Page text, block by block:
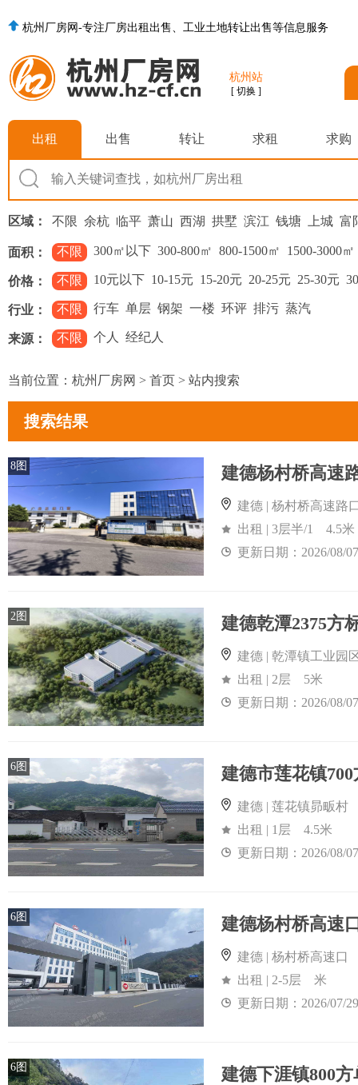
杭州厂房网-专注厂房出租出售、工业土地转让出售等信息服务
杭州站
[ 切换 ]
出租 出售 转让 求租 求购
区域： 不限 余杭 临平 萧山 西湖 拱墅 滨江 钱塘 上城 富
面积： 不限 300㎡以下 300-800㎡ 800-1500㎡ 1500-3000㎡
价格： 不限 10元以下 10-15元 15-20元 20-25元 25-30元
行业： 不限 行车 单层 钢架 一楼 环评 排污 蒸汽
来源： 不限 个人 经纪人
当前位置： 杭州厂房网 > 首页 > 站内搜索
搜索结果
8图
建德 | 杨村桥高速路
出租 | 3层半/1 4.5米
更新日期：2026/08/07
2图 建德乾潭2375方
建德 | 乾潭镇工业园
出租 | 2层 5米
更新日期：2026/08/07
6图 建德市莲花镇
建德 | 莲花镇昴畈村
出租 | 1层 4.5米
更新日期：2026/08/07
6图
建德 | 杨村桥高速口
出租 | 2-5层 米
更新日期：2026/07/29
6图 建德下涯镇800